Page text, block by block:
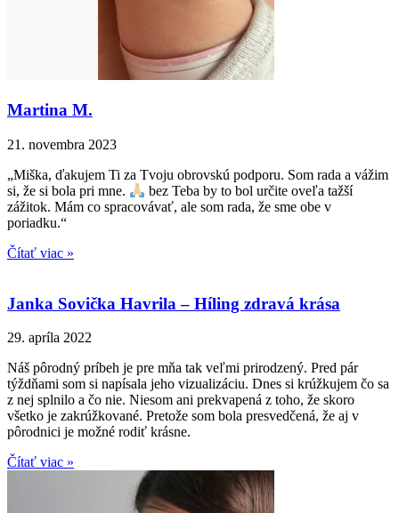
Martina M.
21. novembra 2023
„Miška, ďakujem Ti za Tvoju obrovskú podporu. Som rada a vážim
si, že si bola pri mne.
bez Teba by to bol určite oveľa tažší
zážitok. Mám co spracovávať, ale som rada, že sme obe v
poriadku.“
Čítať viac »
Janka Sovička Havrila – Híling zdravá krása
29. apríla 2022
Náš pôrodný príbeh je pre mňa tak veľmi prirodzený. Pred pár
týždňami som si napísala jeho vizualizáciu. Dnes si krúžkujem čo sa
z nej splnilo a čo nie. Niesom ani prekvapená z toho, že skoro
všetko je zakrúžkované. Pretože som bola presvedčená, že aj v
pôrodnici je možné rodiť krásne.
Čítať viac »